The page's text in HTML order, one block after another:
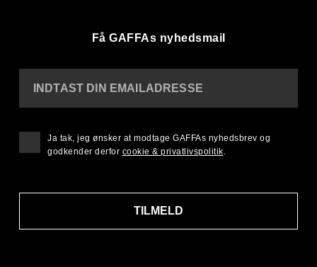
Få GAFFAs nyhedsmail
INDTAST DIN EMAILADRESSE
TILMELD
Ja tak, jeg ønsker at modtage GAFFAs nyhedsbrev og
godkender derfor cookie & privatlivspolitik.